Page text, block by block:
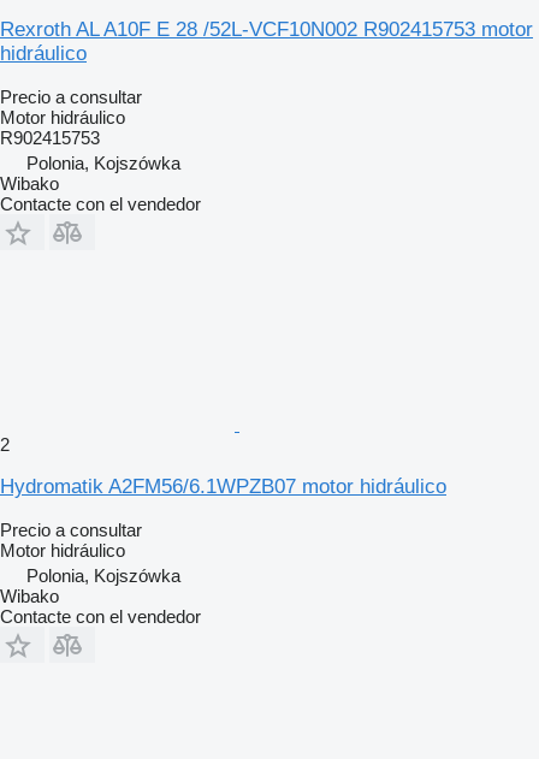
Rexroth AL A10F E 28 /52L-VCF10N002 R902415753 motor
hidráulico
Precio a consultar
Motor hidráulico
R902415753
Polonia, Kojszówka
Wibako
Contacte con el vendedor
2
Hydromatik A2FM56/6.1WPZB07 motor hidráulico
Precio a consultar
Motor hidráulico
Polonia, Kojszówka
Wibako
Contacte con el vendedor